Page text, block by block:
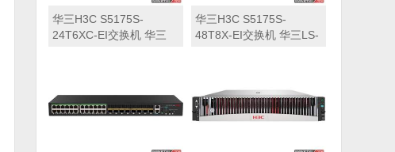
华三H3C S5175S-
24T6XC-EI交换机 华三
华三H3C S5175S-
48T8X-EI交换机 华三LS-